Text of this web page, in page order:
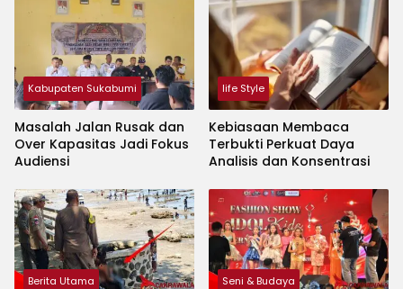
Kabupaten Sukabumi
Masalah Jalan Rusak dan
Over Kapasitas Jadi Fokus
Audiensi
life Style
Kebiasaan Membaca
Terbukti Perkuat Daya
Analisis dan Konsentrasi
Berita Utama Seni & Budaya